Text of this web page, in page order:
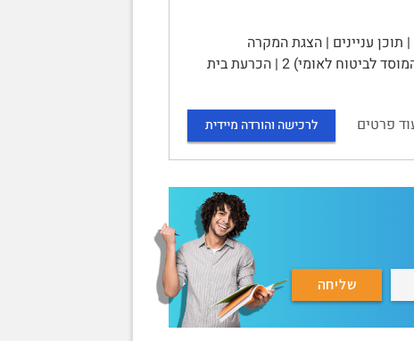
דין | תוכן עניינים | הצגת המקרה
והמחלוקת 1 | תמצית טיעוני המערער (עומרי קיס) 1 | תמצית טיעוני המשיב (המוסד לביטוח לאומי) 2 | הכרעת בית
פרטים לרכישה והורדה מיידית